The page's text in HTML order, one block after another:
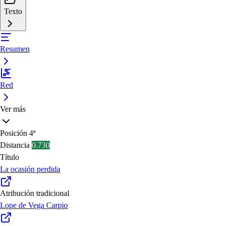
Texto
Resumen
Red
Ver más
Posición 4ª
Distancia 0.730
Título
La ocasión perdida
Atribución tradicional
Lope de Vega Carpio